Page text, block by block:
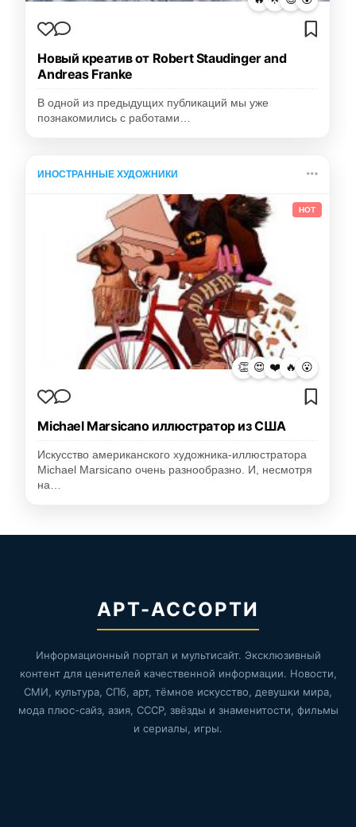
Новый креатив от Robert Staudinger and
Andreas Franke
В одной из предыдущих публикаций мы уже
познакомились с работами…
ИНОСТРАННЫЕ ХУДОЖНИКИ
HOT
👏 😍 ❤️ 🔥 😮
Michael Marsicano иллюстратор из США
Искусство американского художника-иллюстратора
Michael Marsicano очень разнообразно. И, несмотря
на…
АРТ-АССОРТИ
Информационный портал и мультисайт. Эксклюзивный
контент для ценителей качественной информации. Новости,
СМИ, культура, СПб, арт, тёмное искусство, девушки мира,
мода плюс-сайз, азия, СССР, звёзды и знаменитости, фильмы
и сериалы, игры.